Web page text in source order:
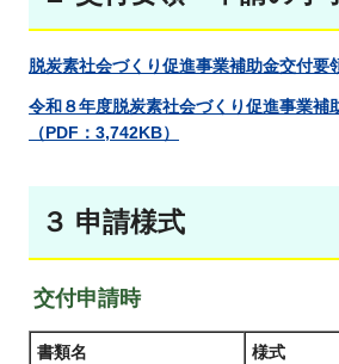
脱炭素社会づくり促進事業補助金交付要
令和８年度脱炭素社会づくり促進事業補
（PDF：3,742KB）
３ 申請様式
交付申請時
書類名 様式